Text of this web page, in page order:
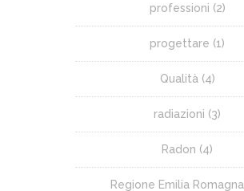
professioni (2)
progettare (1)
Qualità (4)
radiazioni (3)
Radon (4)
Regione Emilia Romagna